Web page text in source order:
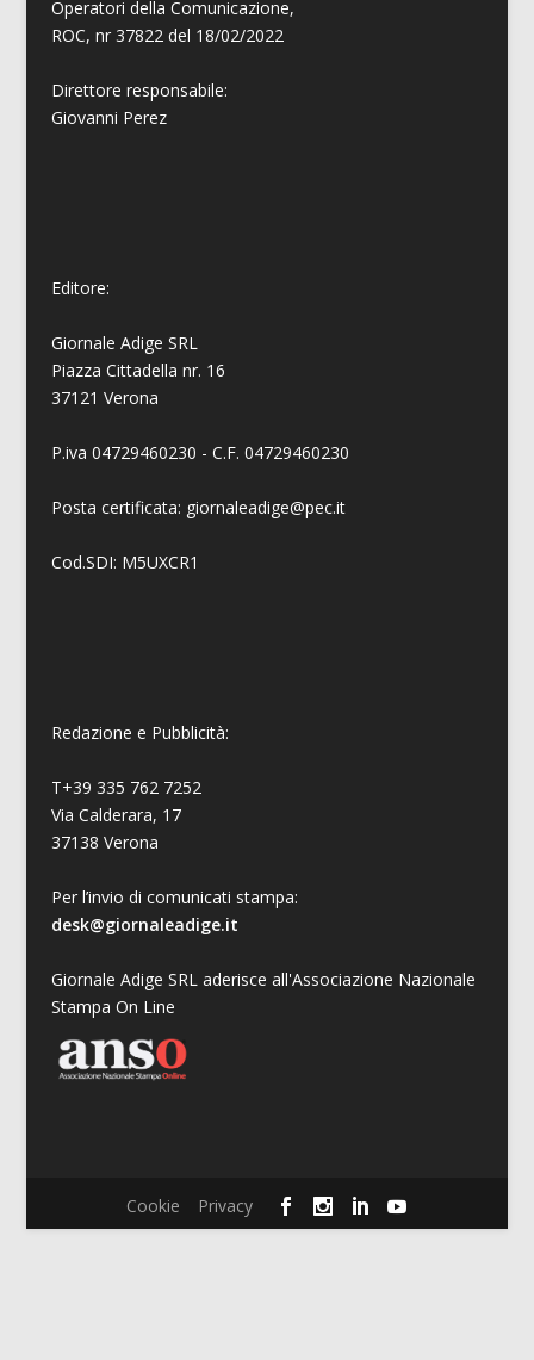
Operatori della Comunicazione,
ROC, nr 37822 del 18/02/2022
Direttore responsabile:
Giovanni Perez
Editore:
Giornale Adige SRL
Piazza Cittadella nr. 16
37121 Verona
P.iva 04729460230 - C.F. 04729460230
Posta certificata: giornaleadige@pec.it
Cod.SDI: M5UXCR1
Redazione e Pubblicità:
T+39 335 762 7252
Via Calderara, 17
37138 Verona
Per l’invio di comunicati stampa:
desk@giornaleadige.it
Giornale Adige SRL aderisce all'Associazione Nazionale
Stampa On Line
Cookie Privacy